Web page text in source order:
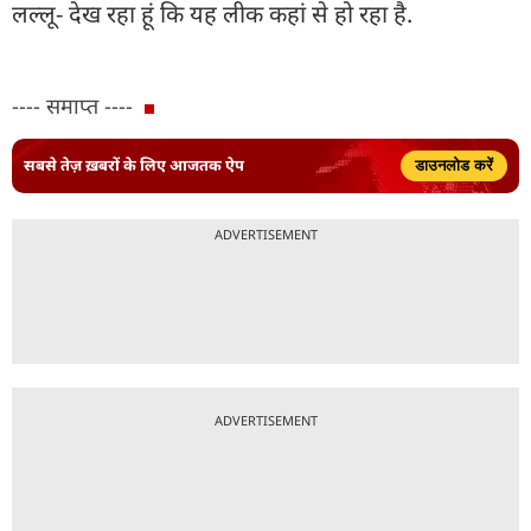
लल्लू- देख रहा हूं कि यह लीक कहां से हो रहा है.
---- समाप्त ----
सबसे तेज़ ख़बरों के लिए आजतक ऐप डाउनलोड करें
ADVERTISEMENT
ADVERTISEMENT